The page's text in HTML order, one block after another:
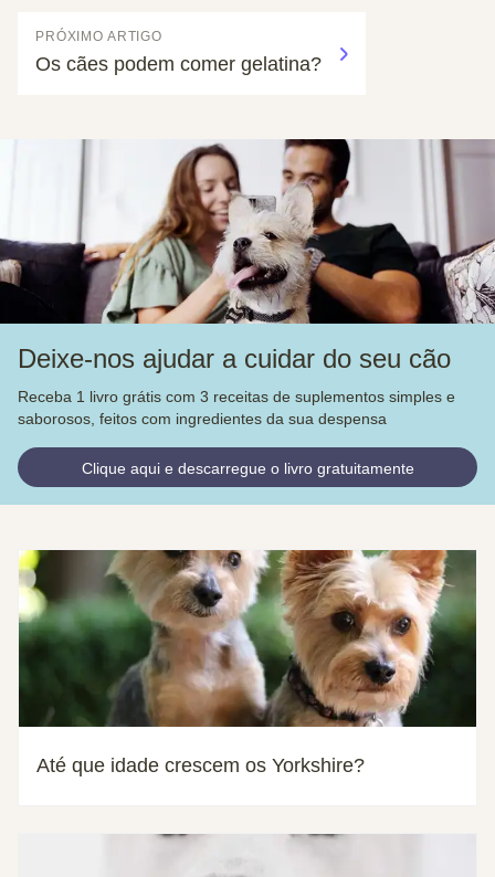
PRÓXIMO ARTIGO
Os cães podem comer gelatina?
Deixe-nos ajudar a cuidar do seu cão
Receba 1 livro grátis com 3 receitas de suplementos simples e
saborosos, feitos com ingredientes da sua despensa
Clique aqui e descarregue o livro gratuitamente
Até que idade crescem os Yorkshire?